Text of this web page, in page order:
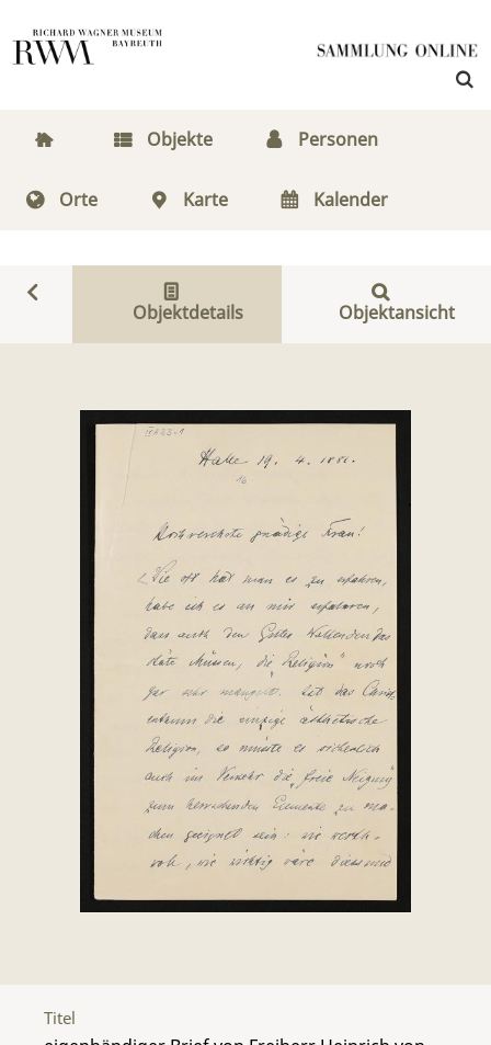
Objekte Personen
Orte Karte Kalender
Objektdetails Objektansicht
Titel